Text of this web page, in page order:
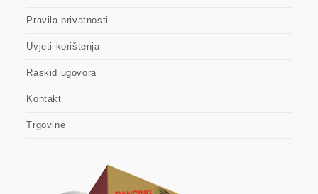
Pravila privatnosti
Uvjeti korištenja
Raskid ugovora
Kontakt
Trgovine